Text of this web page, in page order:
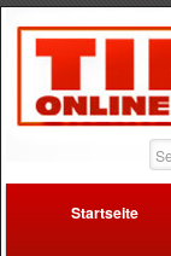
Startseite